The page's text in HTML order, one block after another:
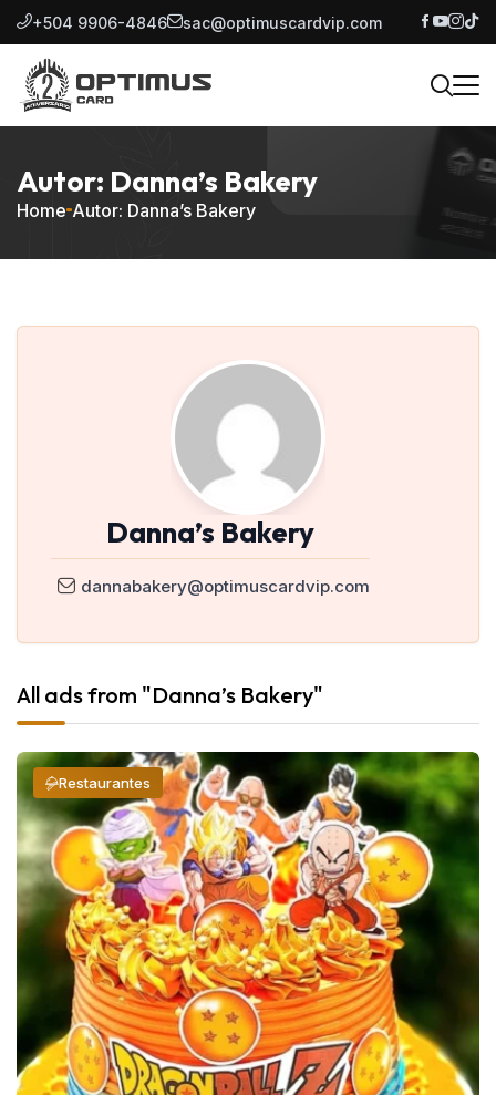
+504 9906-4846 sac@optimuscardvip.com
Autor: Danna’s Bakery
Home Autor: Danna’s Bakery
Danna’s Bakery
dannabakery@optimuscardvip.com
All ads from "Danna’s Bakery"
Restaurantes